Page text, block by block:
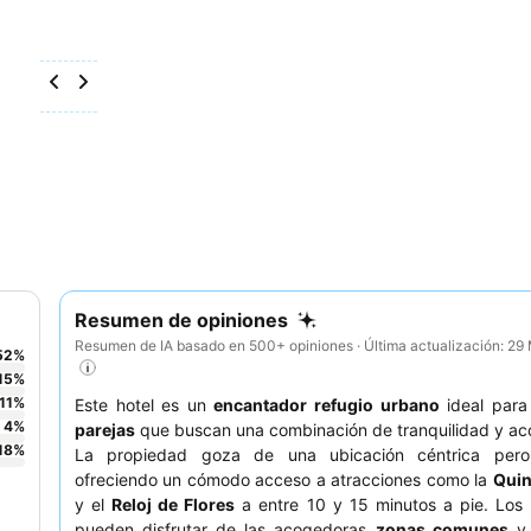
Resumen de opiniones
Resumen de IA basado en 500+ opiniones · Última actualización: 29
Este hotel es unencantador refugio urbano ideal
parejas que buscan una combinación de tranquilidad y
La propiedad goza de una ubicación céntrica
ofreciendo un cómodo acceso a atracciones como la
y elReloj de Flores a entre 10 y 15 minutos a pie. Los
%
%
11%
4%
%